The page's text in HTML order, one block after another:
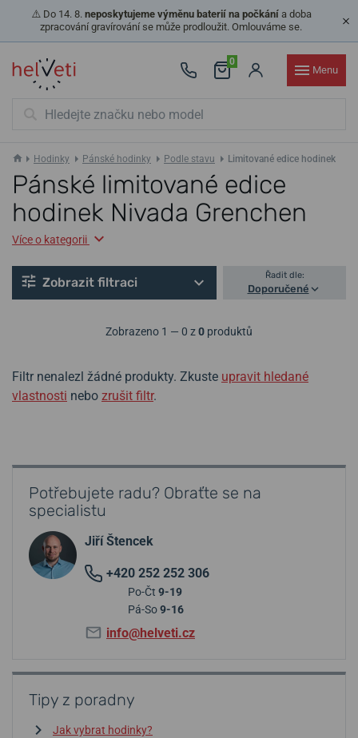
⚠️ Do 14. 8. neposkytujeme výměnu baterií na počkánía doba
zpracování gravírování se může prodloužit. Omlouváme se.
0
Menu
Hodinky Pánské hodinky Podle stavu Limitované edice hodinek
Pánské limitované edice
hodinek Nivada Grenchen
Více o kategorii
Zobrazit filtraci Řadit dle:
Doporučené
Zobrazeno 1 — 0 z0 produktů
Filtr nenalezl žádné produkty. Zkuste upravit hledané
vlastnosti nebo zrušit filtr.
Potřebujete radu? Obraťte se na
specialistu
Jiří Štencek
+420 252 252 306
Po-Čt 9-19
Pá-So9-16
info@helveti.cz
Tipy z poradny
Jak vybrat hodinky?